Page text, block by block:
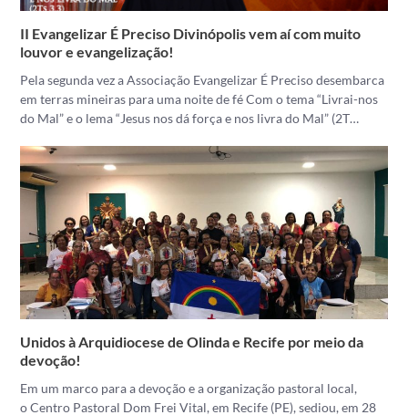
II Evangelizar É Preciso Divinópolis vem aí com muito
louvor e evangelização!
Pela segunda vez a Associação Evangelizar É Preciso desembarca
em terras mineiras para uma noite de fé Com o tema “Livrai-nos
do Mal” e o lema “Jesus nos dá força e nos livra do Mal” (2T…
Unidos à Arquidiocese de Olinda e Recife por meio da
devoção!
Em um marco para a devoção e a organização pastoral local,
o Centro Pastoral Dom Frei Vital, em Recife (PE), sediou, em 28